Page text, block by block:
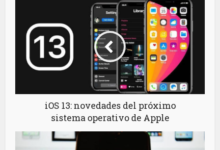
iOS 13: novedades del próximo
sistema operativo de Apple